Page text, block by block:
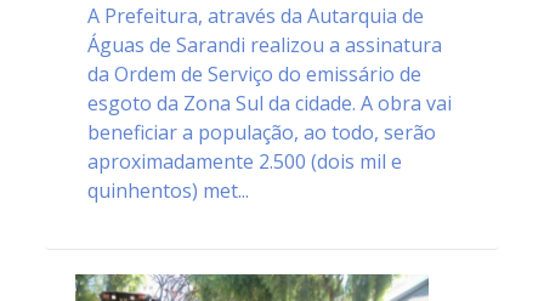
A Prefeitura, através da Autarquia de
Águas de Sarandi realizou a assinatura
da Ordem de Serviço do emissário de
esgoto da Zona Sul da cidade. A obra vai
beneficiar a população, ao todo, serão
aproximadamente 2.500 (dois mil e
quinhentos) met...